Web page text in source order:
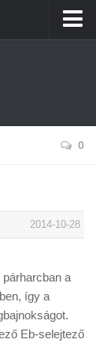
0
2014-10-28
a
így a
Eb-selejtező